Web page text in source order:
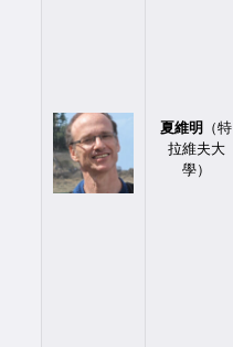
夏維明 （特
拉維夫大
學）